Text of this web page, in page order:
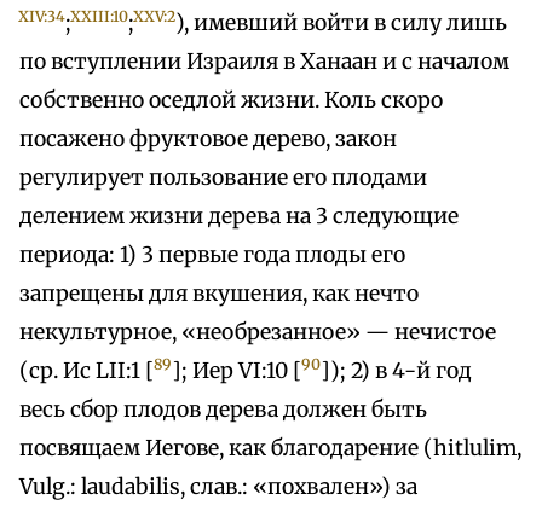
XIV:34;XXIII:10;XXV:2), имевший войти в силу лишь
по вступлении Израиля в Ханаан и с началом
собственно оседлой жизни. Коль скоро
посажено фруктовое дерево, закон
регулирует пользование его плодами
делением жизни дерева на 3 следующие
периода: 1) 3 первые года плоды его
запрещены для вкушения, как нечто
некультурное, «необрезанное» — нечистое
(ср. Ис LII:1 [89 ]; Иер VI:10 [90]); 2) в 4-й год
весь сбор плодов дерева должен быть
посвящаем Иегове, как благодарение (hitlulim,
Vulg.: laudabilis, слав.: «похвален») за